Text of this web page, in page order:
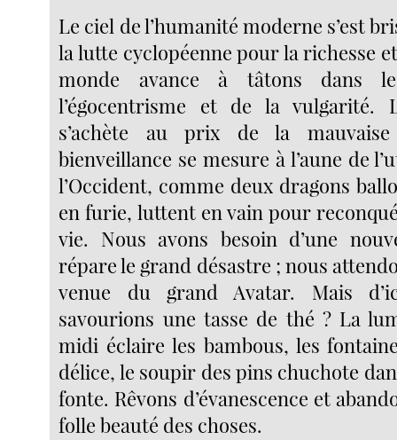
Le ciel de l’humanité moderne s’est
la lutte cyclopéenne pour la richesse
monde avance à tâtons dans
l’égocentrisme et de la vulgarité.
s’achète au prix de la mauvaise
bienveillance se mesure à l’aune de
l’Occident, comme deux dragons
en furie, luttent en vain pour
vie. Nous avons besoin d’une
répare le grand désastre ; nous
venue du grand Avatar. Mais
savourions une tasse de thé ? La
midi éclaire les bambous, les
délice, le soupir des pins chuchote
fonte. Rêvons d’évanescence et
folle beauté des choses.